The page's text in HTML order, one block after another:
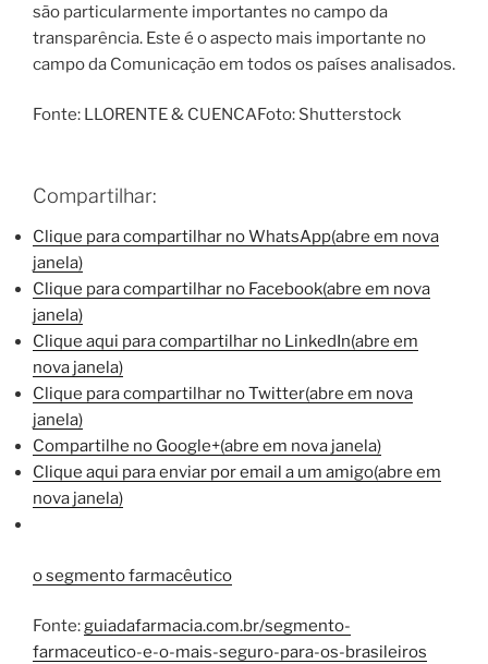
são particularmente importantes no campo da
transparência. Este é o aspecto mais importante no
campo da Comunicação em todos os países analisados.
Fonte: LLORENTE & CUENCAFoto: Shutterstock
Compartilhar:
Clique para compartilhar no WhatsApp(abre em nova
janela)
Clique para compartilhar no Facebook(abre em nova
janela)
Clique aqui para compartilhar no LinkedIn(abre em
nova janela)
Clique para compartilhar no Twitter(abre em nova
janela)
Compartilhe no Google+(abre em nova janela)
Clique aqui para enviar por email a um amigo(abre em
nova janela)
o segmento farmacêutico
Fonte:guiadafarmacia.com.br/segmento-
farmaceutico-e-o-mais-seguro-para-os-brasileiros